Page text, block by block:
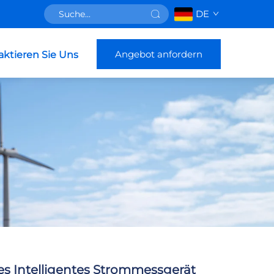
DE
Sie Uns Angebot anfordern
Intelligentes Strommessgerät